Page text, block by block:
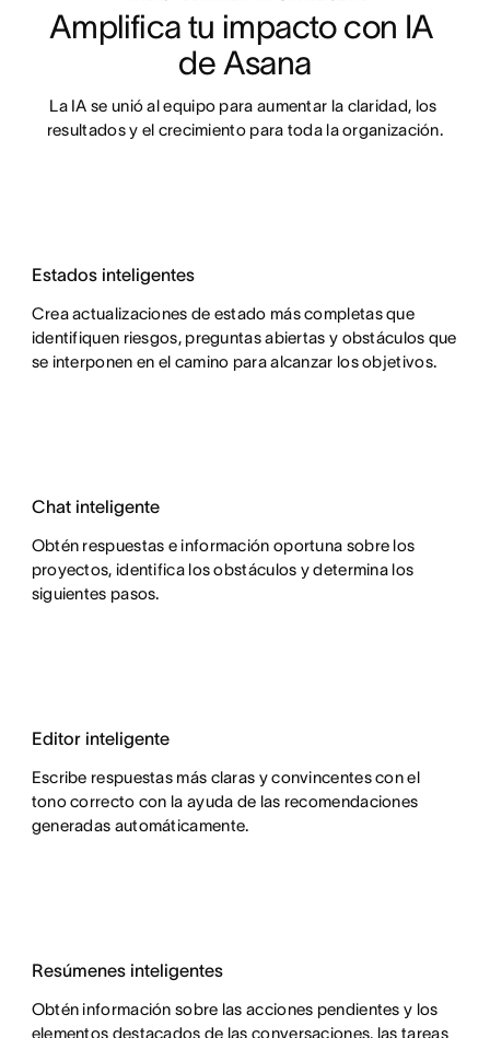
Amplifica tu impacto con IA
de Asana
La IA se unió al equipo para aumentar la claridad, los
resultados y el crecimiento para toda la organización.
Estados inteligentes
Crea actualizaciones de estado más completas que
identifiquen riesgos, preguntas abiertas y obstáculos que
se interponen en el camino para alcanzar los objetivos.
Chat inteligente
Obtén respuestas e información oportuna sobre los
proyectos, identifica los obstáculos y determina los
siguientes pasos.
Editor inteligente
Escribe respuestas más claras y convincentes con el
tono correcto con la ayuda de las recomendaciones
generadas automáticamente.
Resúmenes inteligentes
Obtén información sobre las acciones pendientes y los
elementos destacados de las conversaciones, las tareas